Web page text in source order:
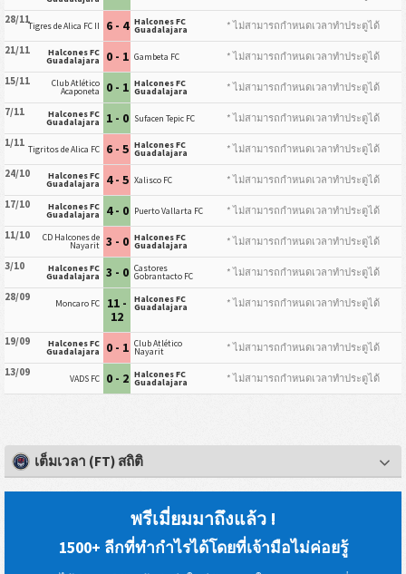
28/11Tigres de Alica FC II 6 - 4 Halcones FC
Guadalajara
* ไม่สามารถกำหนดเวลาทำประตูได้
21/11
Halcones FC
Guadalajara 0 - 1 Gambeta FC
* ไม่สามารถกำหนดเวลาทำประตูได้
15/11
Club Atlético
Acaponeta 0 - 1 Halcones FC
Guadalajara
* ไม่สามารถกำหนดเวลาทำประตูได้
7/11
Halcones FC
Guadalajara 1 - 0 Sufacen Tepic FC
* ไม่สามารถกำหนดเวลาทำประตูได้
1/11 Tigritos de Alica FC 6 - 5 Halcones FC
Guadalajara
* ไม่สามารถกำหนดเวลาทำประตูได้
24/10
Halcones FC
Guadalajara 4 - 5 Xalisco FC
* ไม่สามารถกำหนดเวลาทำประตูได้
17/10
Halcones FC
Guadalajara 4 - 0 Puerto Vallarta FC
* ไม่สามารถกำหนดเวลาทำประตูได้
11/10
CD Halcones de
Nayarit 3 - 0 Halcones FC
Guadalajara
* ไม่สามารถกำหนดเวลาทำประตูได้
3/10
Halcones FC
Guadalajara 3 - 0 Castores
Gobrantacto FC
* ไม่สามารถกำหนดเวลาทำประตูได้
28/09
Moncaro FC
11 -
12
Halcones FC
Guadalajara * ไม่สามารถกำหนดเวลาทำประตูได้
19/09 Halcones FC
Guadalajara 0 - 1 Club Atlético
Nayarit
* ไม่สามารถกำหนดเวลาทำประตูได้
13/09
VADS FC 0 - 2 Halcones FC
Guadalajara * ไม่สามารถกำหนดเวลาทำประตูได้
เต็มเวลา (FT) สถิติ
พรีเมี่ยมมาถึงแล้ว !
1500+ ลีกที่ทำกำไรได้โดยที่เจ้ามือไม่ค่อยรู้